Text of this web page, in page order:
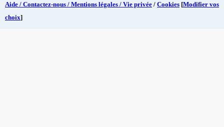
Aide / Contactez-nous / Mentions légales / Vie privée / Cookies [Modifier vos
choix]